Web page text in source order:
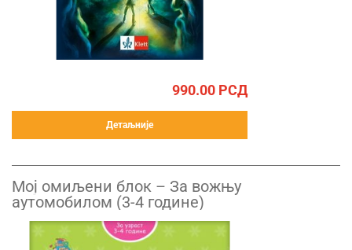
990.00 РСД
Детаљније
Mој омиљени блок – За вожњу
аутомобилом (3-4 године)